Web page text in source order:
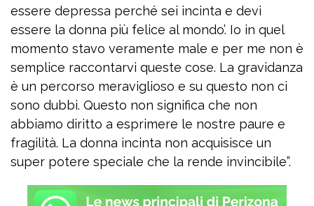
essere depressa perché sei incinta e devi
essere la donna più felice al mondo’. Io in quel
momento stavo veramente male e per me non è
semplice raccontarvi queste cose. La gravidanza
è un percorso meraviglioso e su questo non ci
sono dubbi. Questo non significa che non
abbiamo diritto a esprimere le nostre paure e
fragilità. La donna incinta non acquisisce un
super potere speciale che la rende invincibile”.